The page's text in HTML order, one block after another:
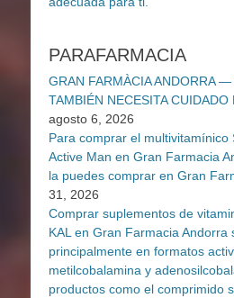
PARAFARMACIA
GRAN FARMÀCIA ANDORRA
TAMBIÉN NECESITA
agosto 6, 2026
Para comprar el multivitamínico
Active Man en Gran Farmacia
la puedes comprar en Gran
31, 2026
Comprar suplementos de
KAL en Gran Farmacia Andorra
principalmente en formatos
metilcobalamina y
productos como el comprimido